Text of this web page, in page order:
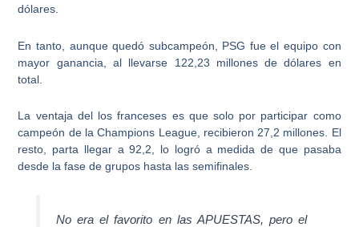
dólares.
En tanto, aunque quedó subcampeón, PSG fue el equipo con
mayor ganancia, al llevarse 122,23 millones de dólares en
total.
La ventaja del los franceses es que solo por participar como
campeón de la Champions League, recibieron 27,2 millones. El
resto, parta llegar a 92,2, lo logró a medida de que pasaba
desde la fase de grupos hasta las semifinales.
No era el favorito en las APUESTAS, pero el